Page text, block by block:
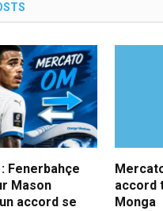
Fenerbahçe
Mason
accord se
accord
Monga